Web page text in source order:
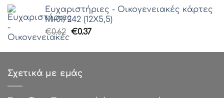
€85.00.είναι:
€50.00.
Ευχαριστήριες - Οικογενειακές κάρτες
Μ-01/242 (12Χ5,5)
€0.62 Original
was:
€0.37Η
τιμή
Σχετικά με εμάς